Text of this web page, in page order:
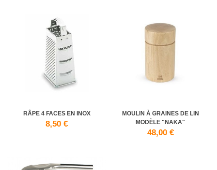
RÂPE 4 FACES EN INOX
8,50 €
MOULIN À GRAINES DE LIN
MODÈLE "NAKA"
48,00 €